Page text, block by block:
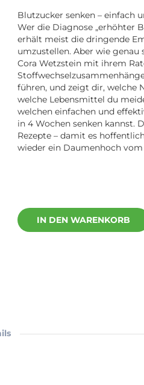
Blutzucker senken – einfach
Wer die Diagnose „erhöhter
erhält meist die dringende
umzustellen. Aber wie genau
Cora Wetzstein mit ihrem
führen, und zeigt dir, welche
welche Lebensmittel du
welchen einfachen und
in 4 Wochen senken kannst.
Rezepte – damit es
wieder ein Daumenhoch
IN DEN WARENKORB